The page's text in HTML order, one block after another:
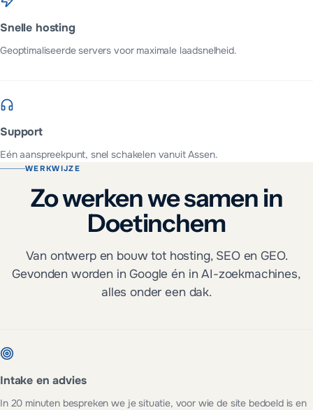
Snelle hosting
Geoptimaliseerde servers voor maximale laadsnelheid.
Support
Eén aanspreekpunt, snel schakelen vanuit Assen.
WERKWIJZE
Zo werken we samen in
Doetinchem
Van ontwerp en bouw tot hosting, SEO en GEO.
Gevonden worden in Google én in AI-zoekmachines,
alles onder een dak.
Intake en advies
In 20 minuten bespreken we je situatie, voor wie de site bedoeld is en